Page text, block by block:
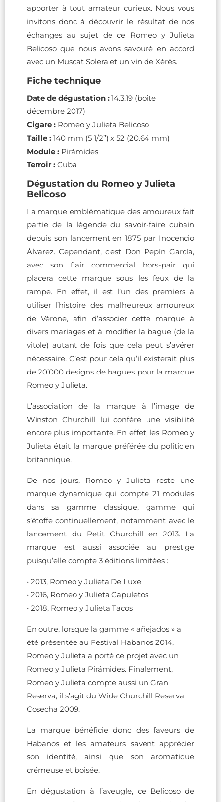
apporter à tout amateur curieux. Nous vous
invitons donc à découvrir le résultat de nos
échanges au sujet de ce Romeo y Julieta
Belicoso que nous avons savouré en accord
avec un Muscat Solera et un vin de Xérès.
Fiche technique
Date de dégustation :14.3.19 (boîte
décembre 2017)
Cigare :Romeo y Julieta Belicoso
Taille :140 mm (5 1/2’’) x 52 (20.64 mm)
Module :Pirámides
Terroir :Cuba
Dégustation du Romeo y Julieta
Belicoso
La marque emblématique des amoureux fait
partie de la légende du savoir-faire cubain
depuis son lancement en 1875 par Inocencio
Álvarez. Cependant, c’est Don Pepín García,
avec son flair commercial hors-pair qui
placera cette marque sous les feux de la
rampe. En effet, il est l’un des premiers à
utiliser l’histoire des malheureux amoureux
de Vérone, afin d’associer cette marque à
divers mariages et à modifier la bague (de la
vitole) autant de fois que cela peut s’avérer
nécessaire. C’est pour cela qu’il existerait plus
de 20’000 designs de bagues pour la marque
Romeo y Julieta.
L’association de la marque à l’image de
Winston Churchill lui confère une visibilité
encore plus importante. En effet, les Romeo y
Julieta était la marque préférée du politicien
britannique.
De nos jours, Romeo y Julieta reste une
marque dynamique qui compte 21 modules
dans sa gamme classique, gamme qui
s’étoffe continuellement, notamment avec le
lancement du Petit Churchill en 2013. La
marque est aussi associée au prestige
puisqu’elle compte 3 éditions limitées :
• 2013, Romeo y Julieta De Luxe
• 2016, Romeo y Julieta Capuletos
• 2018, Romeo y Julieta Tacos
En outre, lorsque la gamme « añejados » a
été présentée au Festival Habanos 2014,
Romeo y Julieta a porté ce projet avec un
Romeo y Julieta Pirámides. Finalement,
Romeo y Julieta compte aussi un Gran
Reserva, il s’agit du Wide Churchill Reserva
Cosecha 2009.
La marque bénéficie donc des faveurs de
Habanos et les amateurs savent apprécier
son identité, ainsi que son aromatique
crémeuse et boisée.
En dégustation à l’aveugle, ce Belicoso de